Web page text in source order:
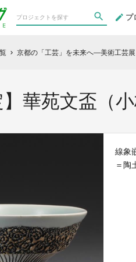
プ
chevron_right 京都の「工芸」を未来へ―美術工芸
】華苑文盃（小
線象
＝陶